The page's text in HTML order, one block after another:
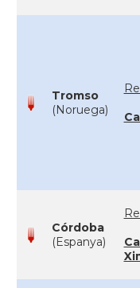
Tromso
(Noruega)
Córdoba
(Espanya)